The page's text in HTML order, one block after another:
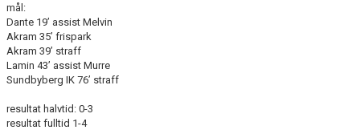
mål:
Dante 19’ assist Melvin
Akram 35’ frispark
Akram 39’ straff
Lamin 43’ assist Murre
Sundbyberg IK 76’ straff
resultat halvtid: 0-3
resultat fulltid 1-4